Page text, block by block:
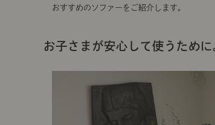
おすすめのソファーをご紹介します。
お子さまが安心して使うため